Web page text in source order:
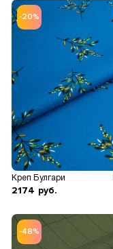
-20%
Креп Булгари
2174 руб.
-48%